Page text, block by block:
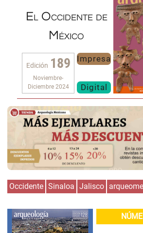
El Occidente de
México
Edición 189
Noviembre-
Diciembre 2024
Impresa
Digital
Occidente Sinaloa Jalisco